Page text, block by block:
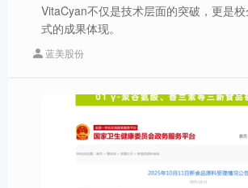
VitaCyan不仅是技术层面的突破，更是
式的成果体现。
蓝美股份